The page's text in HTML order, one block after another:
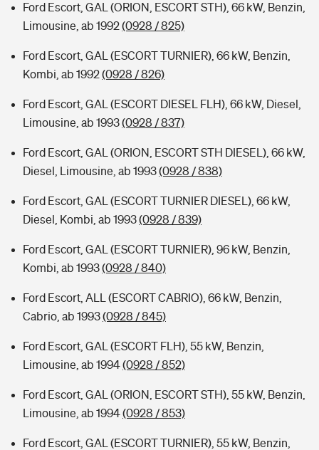
Ford Escort, GAL (ORION, ESCORT STH), 66 kW, Benzin,
Limousine, ab 1992(0928 / 825)
Ford Escort, GAL (ESCORT TURNIER), 66 kW, Benzin,
Kombi, ab 1992(0928 / 826)
Ford Escort, GAL (ESCORT DIESEL FLH), 66 kW, Diesel,
Limousine, ab 1993(0928 / 837)
Ford Escort, GAL (ORION, ESCORT STH DIESEL), 66 kW,
Diesel, Limousine, ab 1993(0928 / 838)
Ford Escort, GAL (ESCORT TURNIER DIESEL), 66 kW,
Diesel, Kombi, ab 1993(0928 / 839)
Ford Escort, GAL (ESCORT TURNIER), 96 kW, Benzin,
Kombi, ab 1993(0928 / 840)
Ford Escort, ALL (ESCORT CABRIO), 66 kW, Benzin,
Cabrio, ab 1993(0928 / 845)
Ford Escort, GAL (ESCORT FLH), 55 kW, Benzin,
Limousine, ab 1994(0928 / 852)
Ford Escort, GAL (ORION, ESCORT STH), 55 kW, Benzin,
Limousine, ab 1994(0928 / 853)
Ford Escort, GAL (ESCORT TURNIER), 55 kW, Benzin,